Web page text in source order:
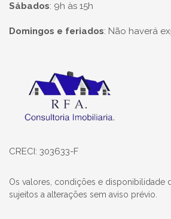
Sábados: 9h às 15h
Domingos e feriados: Não haverá
Página inicial
CRECI: 303633-F
Os valores, condições e disponibilidade
sujeitos a alterações sem aviso prévio.